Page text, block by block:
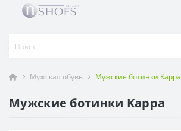
Мужская обувь Мужские ботинки Kappa
Мужские ботинки Kappa